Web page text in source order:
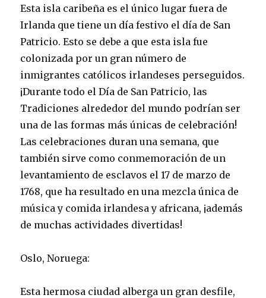
Esta isla caribeña es el único lugar fuera de
Irlanda que tiene un día festivo el día de San
Patricio. Esto se debe a que esta isla fue
colonizada por un gran número de
inmigrantes católicos irlandeses perseguidos.
¡Durante todo el Día de San Patricio, las
Tradiciones alrededor del mundo podrían ser
una de las formas más únicas de celebración!
Las celebraciones duran una semana, que
también sirve como conmemoración de un
levantamiento de esclavos el 17 de marzo de
1768, que ha resultado en una mezcla única de
música y comida irlandesa y africana, ¡además
de muchas actividades divertidas!
Oslo, Noruega:
Esta hermosa ciudad alberga un gran desfile,